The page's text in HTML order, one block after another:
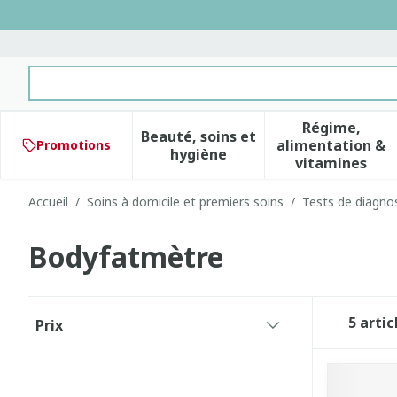
Promotions
Beauté, soins et
hygièneAfficher le sous-menu pour
Régime,
alimentation &
vitamines
Afficher
Accueil / Soins à domicile et premiers soins / Tests de
Bodyfatmètre
Prix
5